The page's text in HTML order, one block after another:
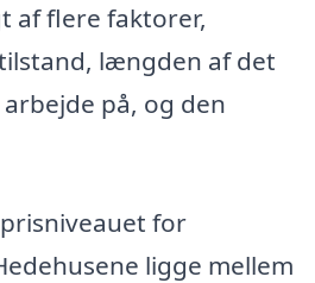
af flere faktorer,
længden af det
på, og den
for
ligge mellem